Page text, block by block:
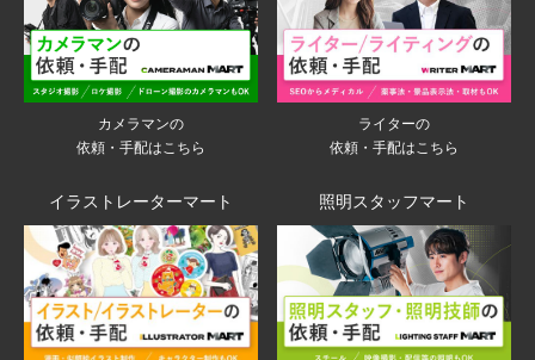
カメラマンの
依頼・手配はこちら
ライターの
依頼・手配はこちら
イラストレーターマート 照明スタッフマート